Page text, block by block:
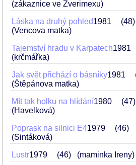
(zákaznice ve Zverimexu)
Láska na druhý pohled1981
48
(Vencova matka)
Tajemství hradu v Karpatech1981
(krčmářka)
Jak svět přichází o básníky1981
(Štěpánova matka)
Mít tak holku na hlídání1980
47
(Havelková)
Poprask na silnici E41979
46
(Šintáková)
Lustr1979 46 (maminka Ireny)